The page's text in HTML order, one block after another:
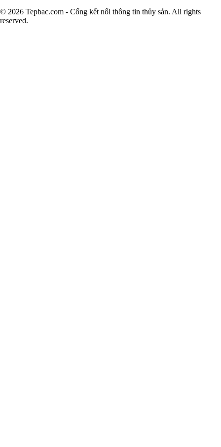
© 2026 Tepbac.com - Cổng kết nối thông tin thủy sản. All rights
reserved.